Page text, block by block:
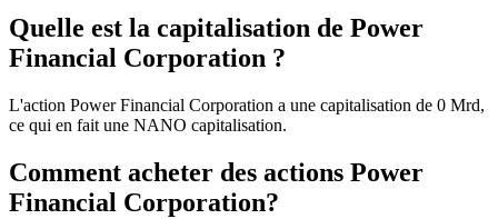
Quelle est la capitalisation de Power
Financial Corporation ?
L'action Power Financial Corporation a une capitalisation de 0 Mrd,
ce qui en fait une NANO capitalisation.
Comment acheter des actions Power
Financial Corporation?